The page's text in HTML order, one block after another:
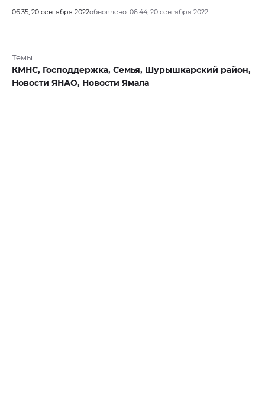
06:35, 20 сентября 2022обновлено: 06:44, 20 сентября 2022
Темы
КМНС, Господдержка, Семья, Шурышкарский район,
Новости ЯНАО, Новости Ямала